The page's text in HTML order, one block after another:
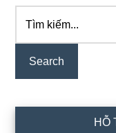
Primary
Sidebar
kiếm...
HỖ